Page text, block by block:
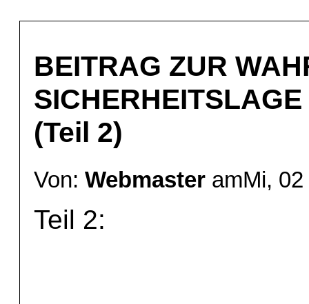
BEITRAG ZUR
(Teil 2)
Von: Webmaster amMi,
Teil 2: